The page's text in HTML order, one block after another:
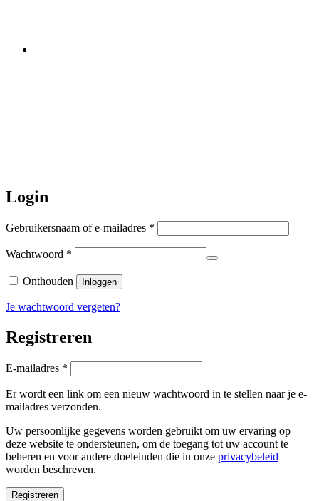
Login
Gebruikersnaam of e-mailadres *
Wachtwoord *
Onthouden Inloggen
Je wachtwoord vergeten?
Registreren
E-mailadres *
Er wordt een link om een nieuw wachtwoord in te stellen naar je e-
mailadres verzonden.
Uw persoonlijke gegevens worden gebruikt om uw ervaring op
deze website te ondersteunen, om de toegang tot uw account te
beheren en voor andere doeleinden die in onze privacybeleid
worden beschreven.
Registreren